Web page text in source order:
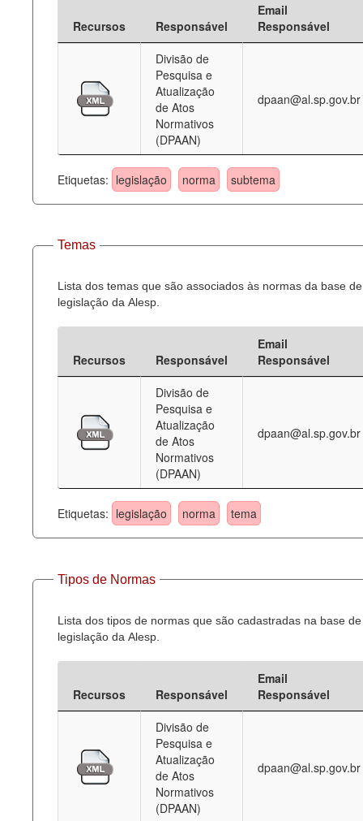
Recursos Responsável
Email
Responsável
Divisão de
Pesquisa e
Atualização
de Atos
Normativos
(DPAAN)
dpaan@al.sp.gov.br
Etiquetas: legislação norma subtema
Temas
Lista dos temas que são associados às normas da base de
legislação da Alesp.
Recursos Responsável
Email
Responsável
Divisão de
Pesquisa e
Atualização
de Atos
Normativos
(DPAAN)
dpaan@al.sp.gov.br
Etiquetas: legislação norma tema
Tipos de Normas
Lista dos tipos de normas que são cadastradas na base de
legislação da Alesp.
Recursos Responsável
Email
Responsável
Divisão de
Pesquisa e
Atualização
de Atos
Normativos
(DPAAN)
dpaan@al.sp.gov.br